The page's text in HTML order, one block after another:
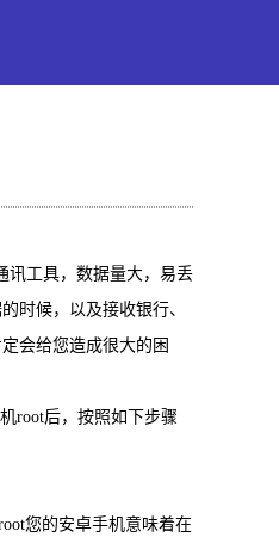
师
载
工具，数据量大，易丢
时候，以及接收银行、
会给您造成很大的困
root后，按照如下步骤
您的安卓手机意味着在